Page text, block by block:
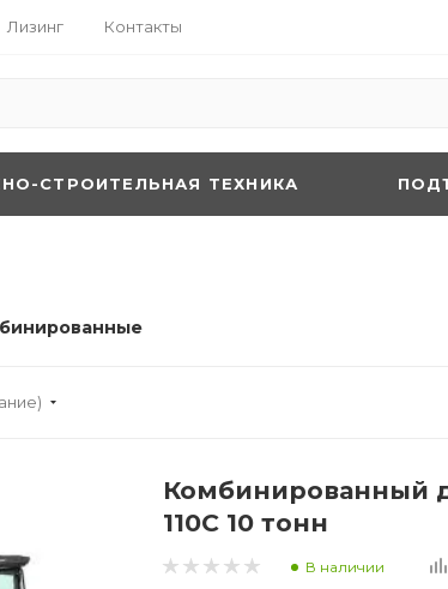
Лизинг Контакты
СТРОИТЕЛЬНАЯ ТЕХНИКА
Комбинированный
110C 10 тонн
В наличии